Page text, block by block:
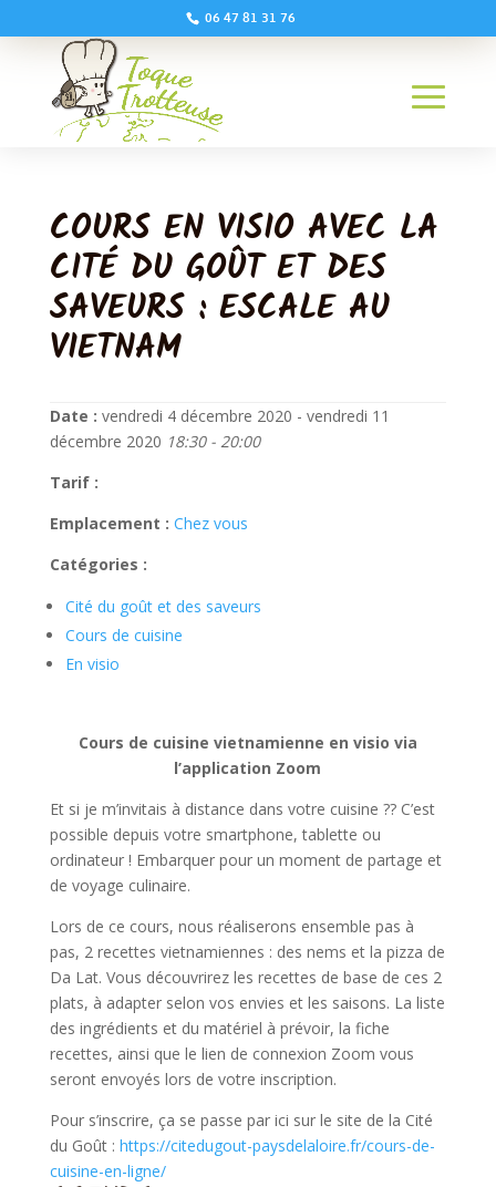
06 47 81 31 76
COURS EN VISIO AVEC LA
CITÉ DU GOÛT ET DES
SAVEURS : ESCALE AU
VIETNAM
Date : vendredi 4 décembre 2020 - vendredi 11
décembre 2020 18:30 - 20:00
Tarif :
Emplacement : Chez vous
Catégories :
Cité du goût et des saveurs
Cours de cuisine
En visio
Cours de cuisine vietnamienne en visio via
l’application Zoom
Et si je m’invitais à distance dans votre cuisine ?? C’est
possible depuis votre smartphone, tablette ou
ordinateur ! Embarquer pour un moment de partage et
de voyage culinaire.
Lors de ce cours, nous réaliserons ensemble pas à
pas, 2 recettes vietnamiennes : des nems et la pizza de
Da Lat. Vous découvrirez les recettes de base de ces 2
plats, à adapter selon vos envies et les saisons. La liste
des ingrédients et du matériel à prévoir, la fiche
recettes, ainsi que le lien de connexion Zoom vous
seront envoyés lors de votre inscription.
Pour s’inscrire, ça se passe par ici sur le site de la Cité
du Goût : https://citedugout-paysdelaloire.fr/cours-de-
cuisine-en-ligne/